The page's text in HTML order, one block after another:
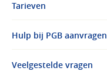
Tarieven
Hulp bij PGB aanvragen
Veelgestelde vragen